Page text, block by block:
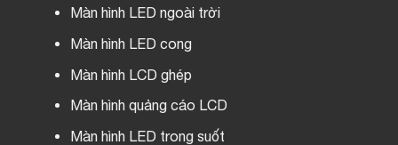
Màn hình LED ngoài trời
Màn hình LED cong
Màn hình LCD ghép
Màn hình quảng cáo LCD
Màn hình LED trong suốt